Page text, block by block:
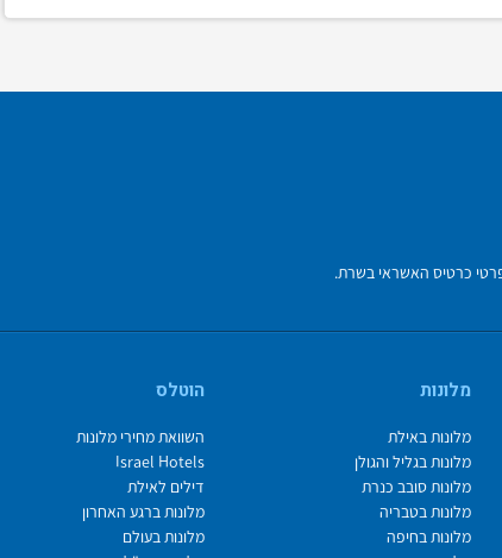
מלונות
מלונות באילת
מלונות בגליל והגולן
מלונות סובב כנרת
מלונות בטבריה
מלונות בחיפה
הוטלס
השוואת מחירי מלונות
Israel Hotels
דילים לאילת
מלונות ברגע האחרון
מלונות בעולם